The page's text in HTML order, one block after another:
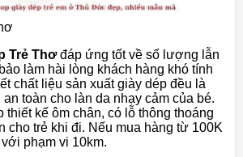
Trẻ Thơđáp ứng tốt về số lượng lẫn
làm hài lòng khách hàng khó tính
chất liệu sản xuất giày dép đều là
toàn cho làn da nhạy cảm của bé.
thiết kế ôm chân, có lỗ thông thoáng
cho trẻ khi đi. Nếu mua hàng từ 100K
phạm vi 10km.